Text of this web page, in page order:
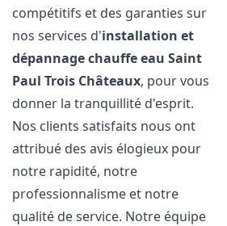
compétitifs et des garanties sur
nos services d'installation et
dépannage chauffe eau Saint
Paul Trois Châteaux, pour vous
donner la tranquillité d'esprit.
Nos clients satisfaits nous ont
attribué des avis élogieux pour
notre rapidité, notre
professionnalisme et notre
qualité de service. Notre équipe